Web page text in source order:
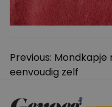
Bericht
navigatie
Previous: Mondkapje
eenvoudig zelf